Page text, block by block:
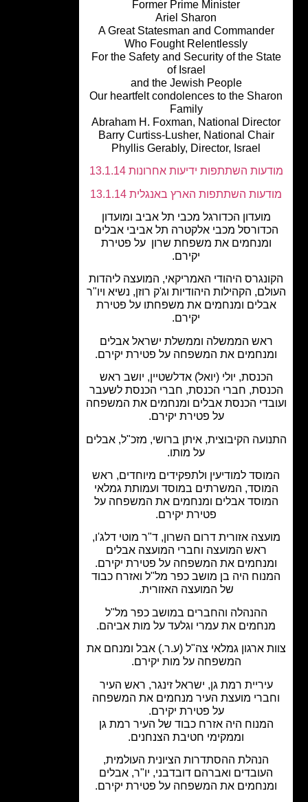
Former Prime Minister
Ariel Sharon
A Great Statesman and
Who Fought Relentlessly
For the Safety and Security of the
of Israel
and the Jewish People
Our heartfelt condolences to the
Abraham H. Foxman, National
Barry Curtiss-Lusher, National
Phyllis Gerably, Director, Israel
השתתפות ידיעות אחרונות 13.1.14
השתתפות הארץ באנגלית 13.1.14
מועדון הכדורגל מכבי תל אביב ומועדון
מכבי אלקטרה תל אביבי אבלים
ומנחמים את משפחת שרון על פטירת
היהודי האמריקאי, המועצה ליהדות
הקהילות היהודיות וג'ק רוזן, נשיא ויו"ר
ומנחמים את משפחתו על פטירת
ראש הממשלה וממשלת ישראל אבלים
את המשפחה על פטירת יקירם.
הכנסת, יולי (יואל) אדלשטיין, יושב ראש
חברי הכנסת, חברי הכנסת לשעבר
הכנסת אבלים ומנחמים את המשפחה
על פטירת יקירם.
הקיבוצית, איתן ברושי, מזכ"ל, אבלים
על מותו.
למודיעין ולתפקידים מיוחדים, ראש
המשרתים במוסד ועמותת גמלאי
אבלים ומנחמים את המשפחה על
פטירת יקירם.
אזורית דרום השרון, ד"ר מוטי דלג'ו,
ראש המועצה וחברי המועצה אבלים
את המשפחה על פטירת יקירם.
היה בן מושב כפר מל"ל ואזרח כבוד
של המועצה האזורית.
ההנהלה והחברים במושב כפר מל"ל
את עמרי וגלעד על מות אביהם.
ארגון גמלאי צה"ל (ע.ר.) אבל ומנחם את
המשפחה על מות יקירם.
עיריית רמת גן, ישראל זינגר, ראש העיר
מועצת העיר מנחמים את המשפחה
על פטירת יקירם.
היה אזרח כבוד של העיר רמת גן
וממקימי חטיבת הצנחנים.
הנהלת ההסתדרות הציונית העולמית,
ואברהם דובדבני, יו"ר, אבלים
את המשפחה על פטירת יקירם.